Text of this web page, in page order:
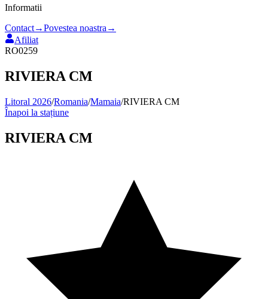
Informatii
Contact→Povestea noastra →
Afiliat
RO0259
RIVIERA CM
Litoral 2026/Romania/Mamaia/RIVIERA CM
Înapoi la stațiune
RIVIERA CM